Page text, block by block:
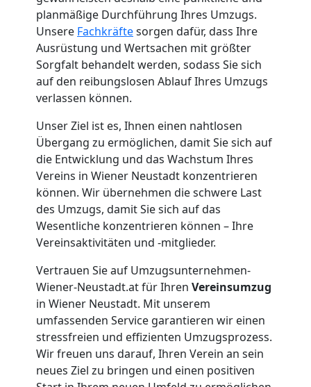
planmäßige Durchführung Ihres Umzugs.
Unsere Fachkräftesorgen dafür, dass Ihre
Ausrüstung und Wertsachen mit größter
Sorgfalt behandelt werden, sodass Sie sich
auf den reibungslosen Ablauf Ihres Umzugs
verlassen können.
Unser Ziel ist es, Ihnen einen nahtlosen
Übergang zu ermöglichen, damit Sie sich auf
die Entwicklung und das Wachstum Ihres
Vereins in Wiener Neustadt konzentrieren
können. Wir übernehmen die schwere Last
des Umzugs, damit Sie sich auf das
Wesentliche konzentrieren können – Ihre
Vereinsaktivitäten und -mitglieder.
Vertrauen Sie auf Umzugsunternehmen-
Wiener-Neustadt.at für Ihren Vereinsumzug
in Wiener Neustadt. Mit unserem
umfassenden Service garantieren wir einen
stressfreien und effizienten Umzugsprozess.
Wir freuen uns darauf, Ihren Verein an sein
neues Ziel zu bringen und einen positiven
Wiener
Neustadt
Mann
LKW
Möbellift
Wiener
Neustadt